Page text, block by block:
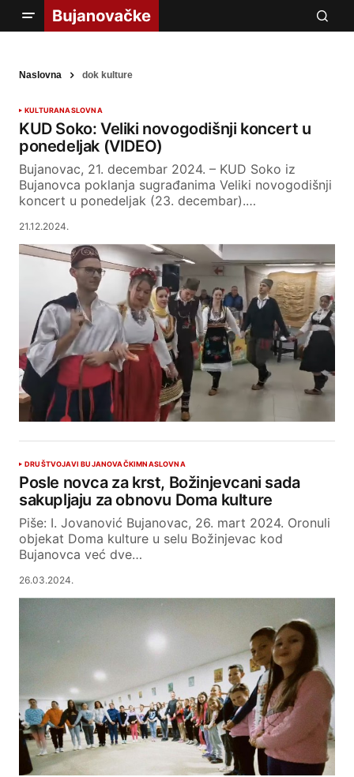
Naslovna dok kulture
KULTURANASLOVNA
KUD Soko: Veliki novogodišnji koncert u
ponedeljak (VIDEO)
Bujanovac, 21. decembar 2024. – KUD Soko iz
Bujanovca poklanja sugrađanima Veliki novogodišnji
koncert u ponedeljak (23. decembar).…
21.12.2024.
DRUŠTVOJAVI BUJANOVAČKIMNASLOVNA
Posle novca za krst, Božinjevcani sada
sakupljaju za obnovu Doma kulture
Piše: I. Jovanović Bujanovac, 26. mart 2024. Oronuli
objekat Doma kulture u selu Božinjevac kod
Bujanovca već dve…
26.03.2024.